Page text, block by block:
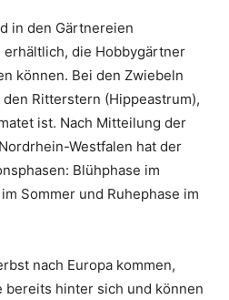
in den Gärtnereien
die Hobbygärtner
können. Bei den Zwiebeln
Ritterstern (Hippeastrum),
ist. Nach Mitteilung der
Westfalen hat der
Blühphase im
Sommer und Ruhephase im
nach Europa kommen,
bereits hinter sich und können